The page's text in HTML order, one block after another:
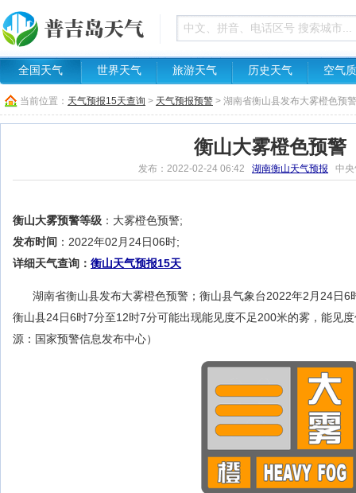
全国天气 世界天气 旅游天气 历史天气 空气
当前位置： 天气预报15天查询 > 天气预报预警 > 湖南省衡山县发布大雾橙色预警
衡山大雾橙色预警
发布：2022-02-24 06:42 湖南衡山天气预报 中央
衡山大雾预警等级 ：大雾橙色预警;
发布时间 ：2022年02月24日06时;
详细天气查询： 衡山天气预报15天
湖南省衡山县发布大雾橙色预警；衡山县气象台2022年2月24日
衡山县24日6时7分至12时7分可能出现能见度不足200米的雾，能见
源：国家预警信息发布中心）